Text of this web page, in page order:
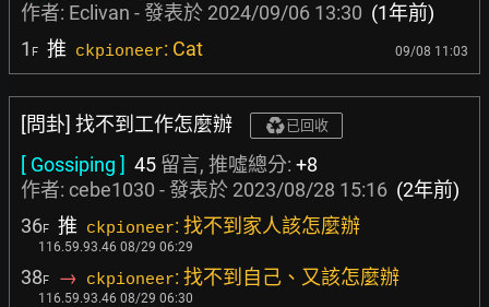
作者: Eclivan - 發表於 2024/09/06 13:30 (1年前)
1 F 推 ckpioneer: Cat 09/08 11:03
[問卦] 找不到工作怎麼辦 已回收
[ Gossiping ] 45 留言, 推噓總分: +8
作者: cebe1030 - 發表於 2023/08/28 15:16 (2年前)
36F 推 ckpioneer: 找不到家人該怎麼辦
116.59.93.46 08/29 06:29
38F → ckpioneer: 找不到自己、又該怎麼辦
116.59.93.46 08/29 06:30